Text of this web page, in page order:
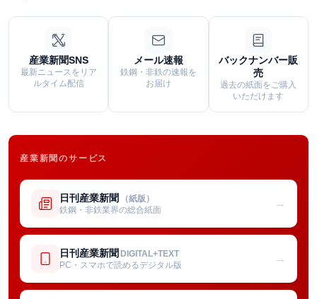
産業新聞SNS
最新ニュースをリア
ルタイム配信
メール速報
鉄鋼・非鉄の速報を
お届け
バックナンバー販
売
過去の紙面をご購入
いただけます
産業新聞のサービス
日刊産業新聞 （紙版）
鉄鋼・非鉄業界の総合紙面
→
日刊産業新聞 DIGITAL+TEXT
PC・スマホで読めるデジタル版
→